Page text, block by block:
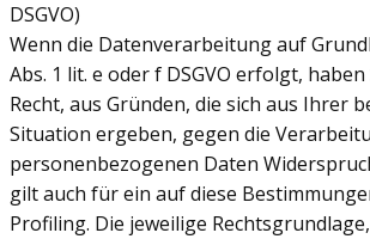
DSGVO)
Wenn die Datenverarbeitung auf
Abs. 1 lit. e oder f DSGVO erfolgt,
Recht, aus Gründen, die sich aus Ihrer
Situation ergeben, gegen die
personenbezogenen Daten
gilt auch für ein auf diese
Profiling. Die jeweilige